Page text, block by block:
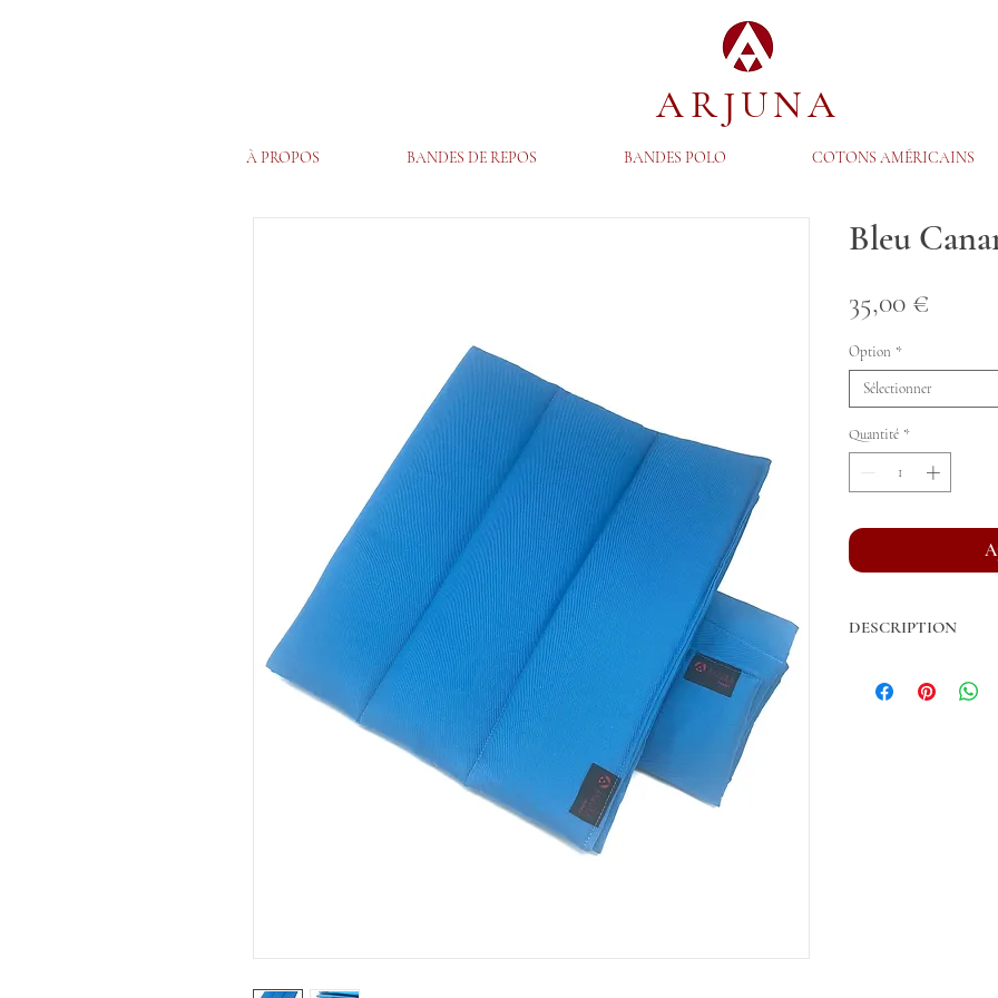
ARJUNA
À PROPOS BANDES DE REPOS BANDES POLO COTONS AMÉRICAINS
Bleu
35,00 €
Option *
Sélectionner
Quantité *
DESCRIPTION
Vendus en lot de